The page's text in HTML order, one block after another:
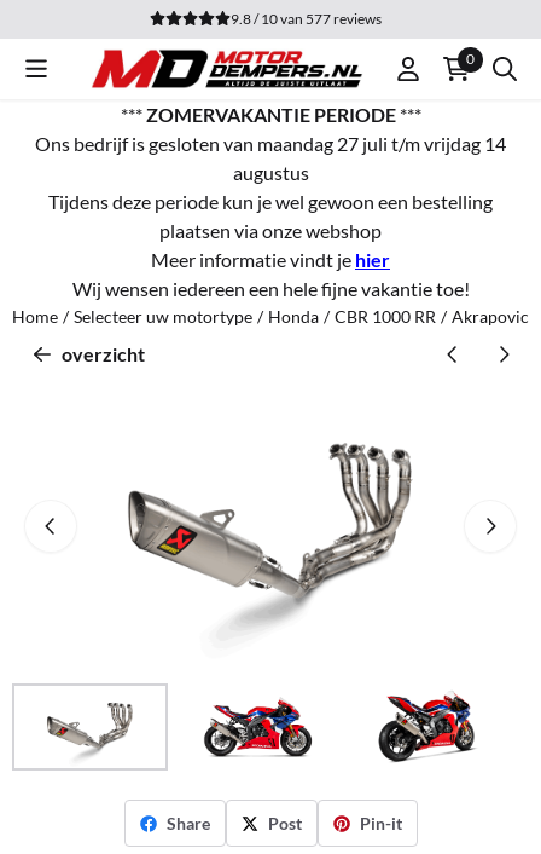
Cookievoorkeuren zijn momenteel gesloten.
9.8 / 10van 577reviews
0
***ZOMERVAKANTIE PERIODE***
Ons bedrijf is gesloten van maandag 27 juli t/m vrijdag 14
augustus
Tijdens deze periode kun je wel gewoon een bestelling
plaatsen via onze webshop
Meer informatie vindt je hier
Wij wensen iedereen een hele fijne vakantie toe!
Home / Selecteer uw motortype / Honda / CBR 1000 RR / Akrapovic
overzicht
Share Post Pin-it